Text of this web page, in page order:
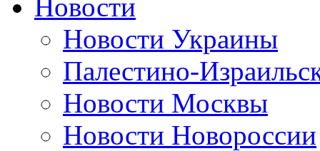
Новости
Новости Украины
Палестино-
Новости Москвы
Новости Новороссии